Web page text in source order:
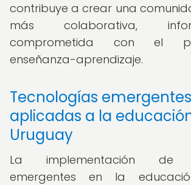
contribuye a crear una
más colaborativa,
comprometida con el
enseñanza-aprendizaje.
Tecnologías emergentes
aplicadas a la
Uruguay
La implementación de
emergentes en la